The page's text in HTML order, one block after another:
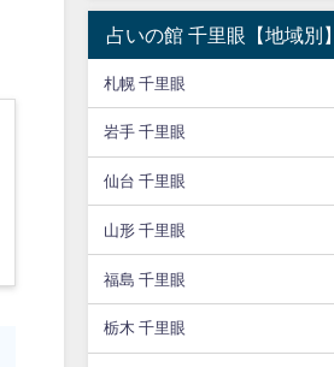
占いの館 千里眼【地域別】
札幌 千里眼
岩手 千里眼
仙台 千里眼
山形 千里眼
福島 千里眼
栃木 千里眼